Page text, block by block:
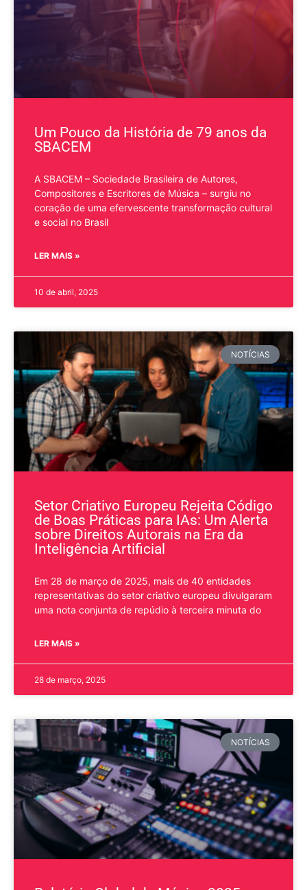
Um Pouco da História de 79 anos da
SBACEM
A SBACEM – Sociedade Brasileira de Autores,
Compositores e Escritores de Música – surgiu no
coração de uma efervescente transformação cultural
e social no Brasil
LER MAIS »
10 de abril, 2025
NOTÍCIAS
Setor Criativo Europeu Rejeita Código
de Boas Práticas para IAs: Um Alerta
sobre Direitos Autorais na Era da
Inteligência Artificial
Em 28 de março de 2025, mais de 40 entidades
representativas do setor criativo europeu divulgaram
uma nota conjunta de repúdio à terceira minuta do
LER MAIS »
28 de março, 2025
NOTÍCIAS